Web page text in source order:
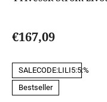
€167,09
SALECODE:LILI5:5:%
Bestseller